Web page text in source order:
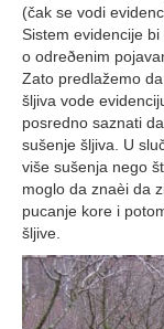
(čak se vodi
Sistem evidencije
o odreðenim
Zato predlažemo
šljiva vode
posredno saznati
sušenje šljiva. U
više sušenja nego
moglo da znaèi da
pucanje kore i
šljive.